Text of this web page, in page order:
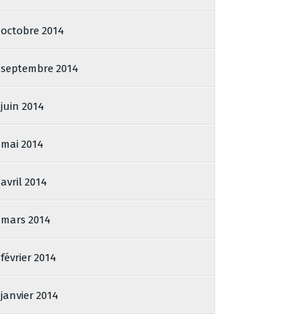
octobre 2014
septembre 2014
juin 2014
mai 2014
avril 2014
mars 2014
février 2014
janvier 2014